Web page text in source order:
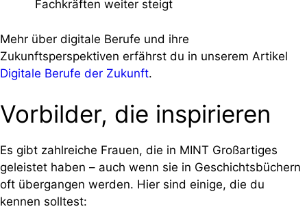
Fachkräften weiter steigt
Mehr über digitale Berufe und ihre
Zukunftsperspektiven erfährst du in unserem Artikel
Digitale Berufe der Zukunft.
Vorbilder, die inspirieren
Es gibt zahlreiche Frauen, die in MINT Großartiges
geleistet haben – auch wenn sie in Geschichtsbüchern
oft übergangen werden. Hier sind einige, die du
kennen solltest: